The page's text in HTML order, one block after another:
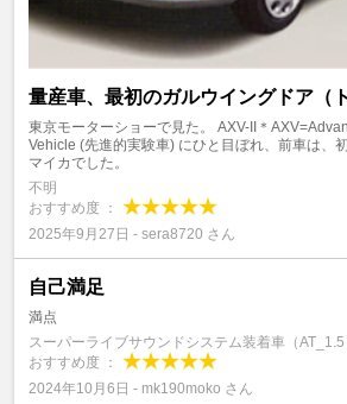
量産車、最初のガルウイングドア（
東京モーターショーで見た。 AXV-II＊
Vehicle (先進的実験車) にひと目ぼれ、前車は、
マイカでした。
不明
おすすめ度 ：
2025年9月27日 - sera8720 さん
自己満足
満点
スーパーライブサウンドシステム装着車（AT_1.5
おすすめ度 ：
2024年10月6日 - mk190moko さん